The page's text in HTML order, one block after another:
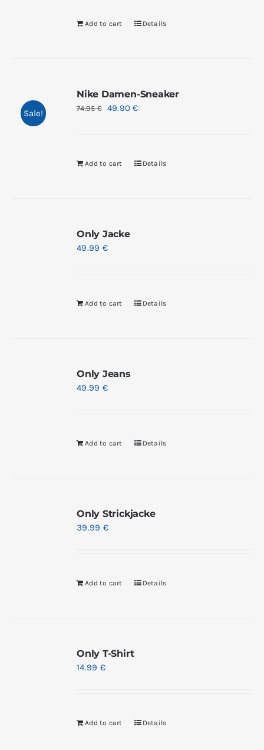
Add to cart Details
Sale!
Nike Damen-Sneaker
74.95€ 49.90€
Add to cart Details
Only Jacke
49.99 €
Add to cart Details
Only Jeans
49.99 €
Add to cart Details
Only Strickjacke
39.99 €
Add to cart Details
Only T-Shirt
14.99 €
Add to cart Details